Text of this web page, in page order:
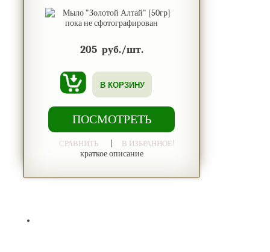
205 руб./шт.
В КОРЗИНУ
ПОСМОТРЕТЬ
СРАВНИТЬ В ИЗБРАННОЕ!
краткое описание